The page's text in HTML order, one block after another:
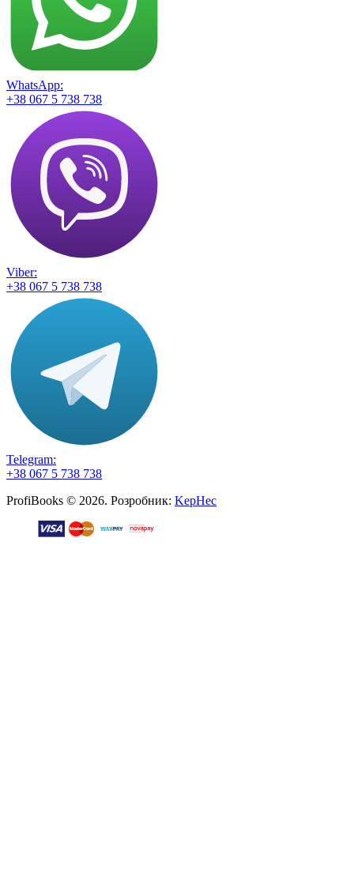
WhatsApp:
+38 067 5 738 738
Viber:
+38 067 5 738 738
Telegram:
+38 067 5 738 738
ProfiBooks © 2026. Розробник: KepHec